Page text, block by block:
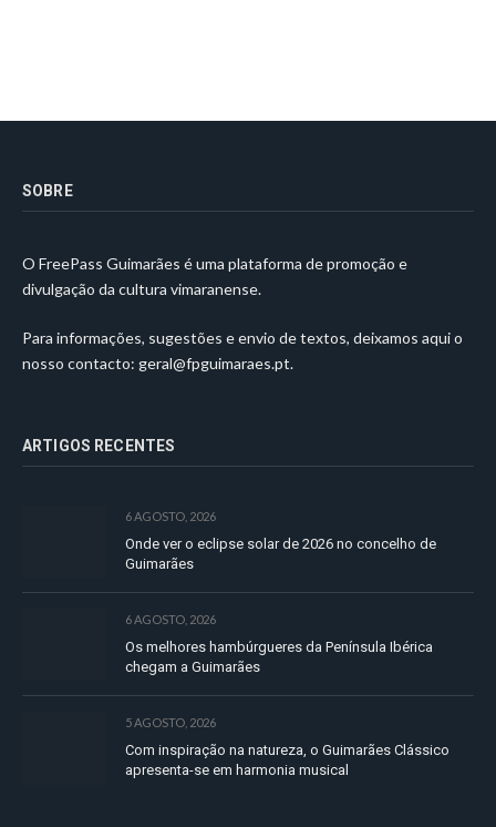
SOBRE
O FreePass Guimarães é uma plataforma de promoção e
divulgação da cultura vimaranense.
Para informações, sugestões e envio de textos, deixamos aqui o
nosso contacto: geral@fpguimaraes.pt.
ARTIGOS RECENTES
6 AGOSTO, 2026
Onde ver o eclipse solar de 2026 no concelho de
Guimarães
6 AGOSTO, 2026
Os melhores hambúrgueres da Península Ibérica
chegam a Guimarães
5 AGOSTO, 2026
Com inspiração na natureza, o Guimarães Clássico
apresenta-se em harmonia musical